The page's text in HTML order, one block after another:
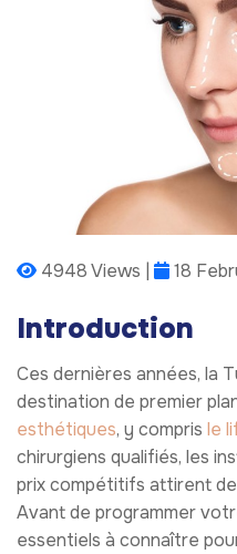
4948 Views | 18
Introduction
Ces dernières années, la
destination de premier
esthétiques, y compris le
chirurgiens qualifiés, les
prix compétitifs attirent
Avant de programmer
essentiels à connaître